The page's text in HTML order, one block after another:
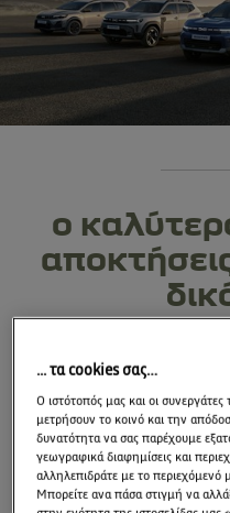
ο
Αποκτήστε τώρα τα
Sandero Stepway,
με το πρόγραμμα
περιορισμένο
✓ Your Way στην
... τα cookies σας…
Ο ιστότοπός μας και οι
μετρήσουν το κοινό και την
δυνατότητα να σας παρέχουμε
γεωγραφικά διαφημίσεις και
αλληλεπιδράτε με το
Μπορείτε ανα πάσα στιγμή να